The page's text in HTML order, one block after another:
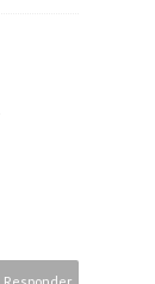
Responder